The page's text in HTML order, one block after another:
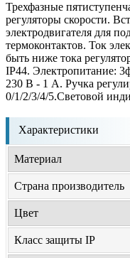
Трехфазные
регуляторы скорости.
электродвигателя для
термоконтактов. Ток
быть ниже тока
IP44. Электропитание:
230 В - 1 А. Ручка
0/1/2/3/4/5.Световой
Характеристики
Материал
Страна производитель
Цвет
Класс защиты IP